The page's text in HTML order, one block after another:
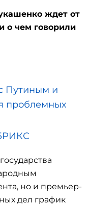
ждет от
о чем говорили
Путиным и
проблемных
но и премьер-
дел график